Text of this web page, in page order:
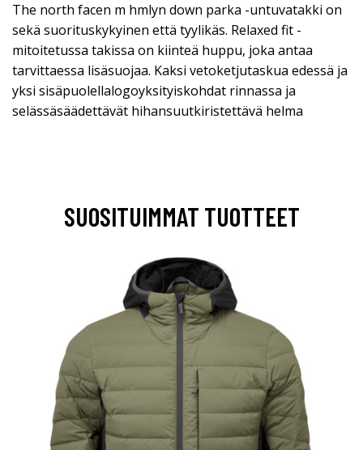
The north facen m hmlyn down parka -untuvatakki on
sekä suorituskykyinen että tyylikäs. Relaxed fit -
mitoitetussa takissa on kiinteä huppu, joka antaa
tarvittaessa lisäsuojaa. Kaksi vetoketjutaskua edessä ja
yksi sisäpuolellalogoyksityiskohdat rinnassa ja
selässäsäädettävät hihansuutkiristettävä helma
SUOSITUIMMAT TUOTTEET